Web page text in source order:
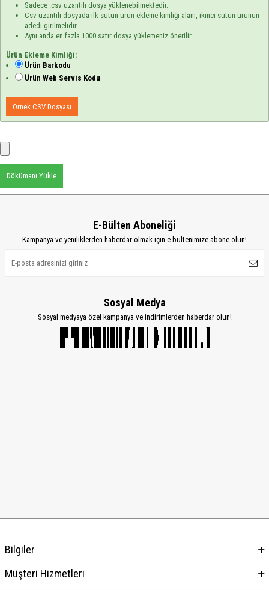
Sadece .csv uzantılı dosya yüklenebilmektedir.
Csv uzantılı dosyada ilk sütun ürün ekleme kimliği alanı, ikinci sütun ürünün
adedi girilmelidir.
Aynı anda en fazla 1000 satır dosya yüklemeniz önerilir.
Ürün Ekleme Kimliği:
Ürün Barkodu
Ürün Web Servis Kodu
Örnek CSV Dosyası
Dökümanı Yükle
E-Bülten Aboneliği
Kampanya ve yeniliklerden haberdar olmak için e-bültenimize abone olun!
Sosyal Medya
Sosyal medyaya özel kampanya ve indirimlerden haberdar olun!
Bilgiler
Müşteri Hizmetleri